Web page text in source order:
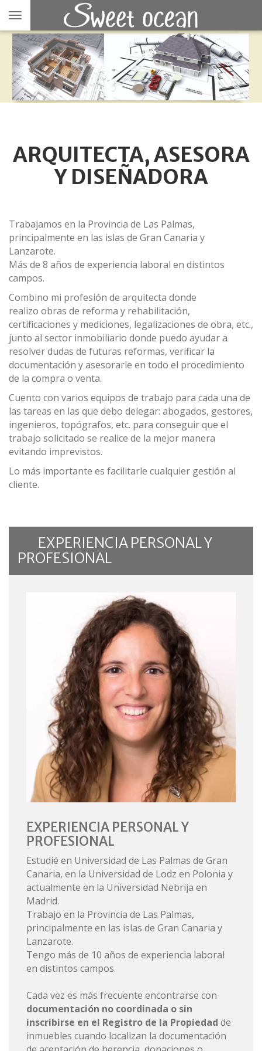
Toggle
navigation
ARQUITECTA, ASESORA
Y DISEÑADORA
Trabajamos en la Provincia de Las Palmas,
principalmente en las islas de Gran Canaria y
Lanzarote.
Más de 8 años de experiencia laboral en distintos
campos.
Combino mi profesión de arquitecta donde
realizo obras de reforma y rehabilitación,
certificaciones y mediciones, legalizaciones de obra, etc.,
junto al sector inmobiliario donde puedo ayudar a
resolver dudas de futuras reformas, verificar la
documentación y asesorarle en todo el procedimiento
de la compra o venta.
Cuento con varios equipos de trabajo para cada una de
las tareas en las que debo delegar: abogados, gestores,
ingenieros, topógrafos, etc. para conseguir que el
trabajo solicitado se realice de la mejor manera
evitando imprevistos.
Lo más importante es facilitarle cualquier gestión al
cliente.
EXPERIENCIA PERSONAL Y
PROFESIONAL
EXPERIENCIA PERSONAL Y
PROFESIONAL
Estudié en Universidad de Las Palmas de Gran
Canaria, en la Universidad de Lodz en Polonia y
actualmente en la Universidad Nebrija en
Madrid.
Trabajo en la Provincia de Las Palmas,
principalmente en las islas de Gran Canaria y
Lanzarote.
Tengo más de 10 años de experiencia laboral
en distintos campos.
Cada vez es más frecuente encontrarse con
documentación no coordinada o sin
inscribirse en el Registro de la Propiedad de
inmuebles cuando localizan la documentación